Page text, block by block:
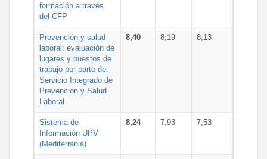
formación a través
del CFP
Prevención y salud
laboral: evaluación de
lugares y puestos de
trabajo por parte del
Servicio Integrado de
Prevención y Salud
Laboral
8,40 8,19 8,13
Sistema de
Información UPV
(Mediterrània)
8,24 7,93 7,53